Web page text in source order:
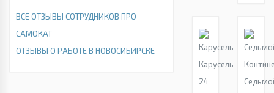
ВСЕ ОТЗЫВЫ СОТРУДНИКОВ ПРО
САМОКАТ
ОТЗЫВЫ О РАБОТЕ В НОВОСИБИРСКЕ
Карусель
24